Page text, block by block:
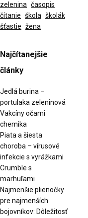
zelenina časopis
čítanie škola školák
šťastie žena
Najčítanejšie
články
Jedlá burina –
portulaka zeleninová
Vakcíny očami
chemika
Piata a šiesta
choroba – vírusové
infekcie s vyrážkami
Crumble s
marhuľami
Najmenšie plienočky
pre najmenších
bojovníkov: Dôležitosť